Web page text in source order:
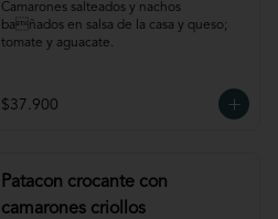
Camarones salteados y nachos
bañados en salsa de la casa y queso;
tomate y aguacate.
$37.900
Patacon crocante con
camarones criollos